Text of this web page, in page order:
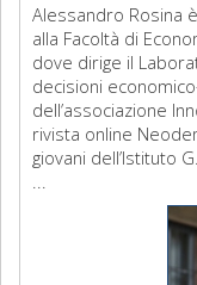
Alessandro Rosina
alla Facoltà di
dove dirige il
decisioni
dell’associazione
rivista online
giovani dell’Istituto